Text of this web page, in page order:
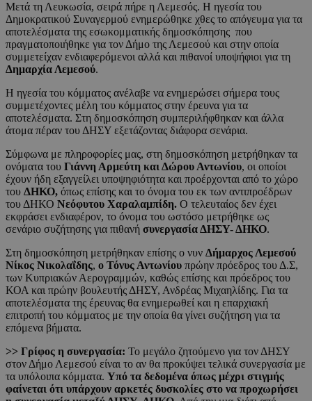
Μετά τη Λευκωσία, σειρά πήρε η Λεμεσός. Η ηγεσία του
Δημοκρατικού Συναγερμού ενημερώθηκε χθες το απόγευμα για τα
αποτελέσματα της εσωκομματικής δημοσκόπησης που
πραγματοποιήθηκε για τον Δήμο της Λεμεσού και στην οποία
συμμετείχαν ενδιαφερόμενοι αλλά και πιθανοί υποψήφιοι για τη
Δημαρχία Λεμεσού.
Η ηγεσία του κόμματος ανέλαβε να ενημερώσει σήμερα τους
συμμετέχοντες μέλη του κόμματος στην έρευνα για τα
αποτελέσματα. Στη δημοσκόπηση συμπεριλήφθηκαν και άλλα
άτομα πέραν του ΔΗΣΥ εξετάζοντας διάφορα σενάρια.
Σύμφωνα με πληροφορίες μας, στη δημοσκόπηση μετρήθηκαν τα
ονόματα του Γιάννη Αρμεύτη και Δώρου Αντωνίου, οι οποίοι
έχουν ήδη εξαγγείλει υποψηφιότητα και προέρχονται από το χώρο
του ΔΗΚΟ, όπως επίσης και το όνομα του εκ των αντιπροέδρων
του ΔΗΚΟ Νεόφυτου Χαραλαμπίδη. Ο τελευταίος δεν έχει
εκφράσει ενδιαφέρον, το όνομα του ωστόσο μετρήθηκε ως
σενάριο συζήτησης για πιθανή συνεργασία ΔΗΣΥ- ΔΗΚΟ.
Στη δημοσκόπηση μετρήθηκαν επίσης ο νυν Δήμαρχος Λεμεσού
Νίκος Νικολαΐδης, ο Τόνυς Αντωνίου πρώην πρόεδρος του Δ.Σ,
των Κυπριακών Αερογραμμών, καθώς επίσης και πρόεδρος του
ΚΟΑ και πρώην βουλευτής ΔΗΣΥ, Ανδρέας Μιχαηλίδης. Για τα
αποτελέσματα της έρευνας θα ενημερωθεί και η επαρχιακή
επιτροπή του κόμματος με την οποία θα γίνει συζήτηση για τα
επόμενα βήματα.
>> Γρίφος η συνεργασία: Το μεγάλο ζητούμενο για τον ΔΗΣΥ
στον Δήμο Λεμεσού είναι το αν θα προκύψει τελικά συνεργασία με
τα υπόλοιπα κόμματα. Υπό τα δεδομένα όπως μέχρι στιγμής
φαίνεται ότι υπάρχουν αρκετές δυσκολίες στο να προχωρήσει